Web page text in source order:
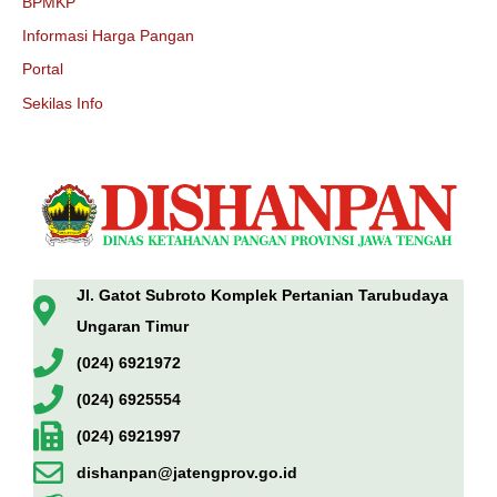
Informasi Harga Pangan
Portal
Sekilas Info
Jl. Gatot Subroto Komplek Pertanian Tarubudaya
Ungaran Timur
(024) 6921972
(024) 6925554
(024) 6921997
dishanpan@jatengprov.go.id